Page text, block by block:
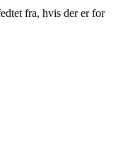
fra, hvis der er for